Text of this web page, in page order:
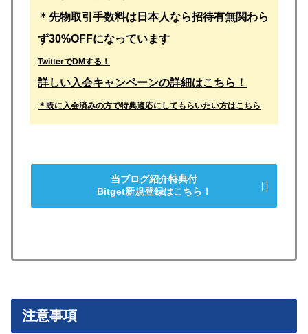
＊先物取引手数料は日本人なら招待有無関わら
ず30%OFFになっています
TwitterでDMする！
詳しい入会キャンペーンの詳細はこちら！
＊既に入会済みの方で特典適応にしてもらいたい方はこちら
当ブログ紹介特典付
Bitget新規登録はこちら！
注意事項